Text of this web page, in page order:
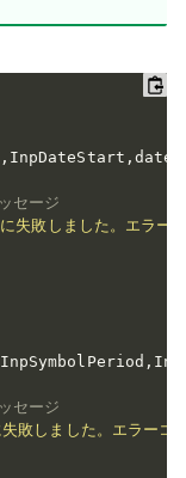
, InpDateStart ,
セージ
失敗しました。エラー
InpSymbolPeriod ,
セージ
敗しました。エラー